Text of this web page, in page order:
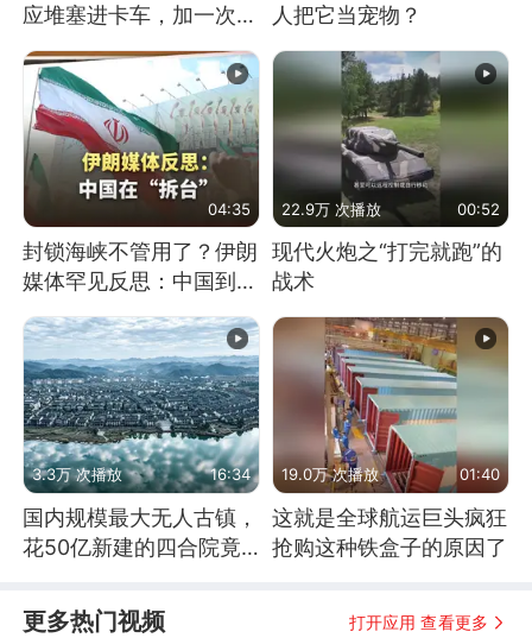
应堆塞进卡车，加一次燃
料能跑几十年
人把它当宠物？
04:35
封锁海峡不管用了？伊朗
媒体罕见反思：中国到底
22.9万 次播放 00:52
现代火炮之“打完就跑”的
战术
3.3万 次播放 16:34
国内规模最大无人古镇，
花50亿新建的四合院竟
19.0万 次播放 01:40
这就是全球航运巨头疯狂
抢购这种铁盒子的原因了
更多热门视频 打开应用 查看更多